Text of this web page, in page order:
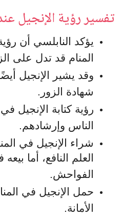
تفسير رؤية الإنجيل
يؤكد النابلسي أن
المنام قد تدل على
وقد يشير الإنجيل
شهادة الزور.
رؤية كتابة الإنجيل
الناس وإرشادهم.
شراء الإنجيل في
العلم النافع، أما
الفواحش.
حمل الإنجيل في
الأمانة.